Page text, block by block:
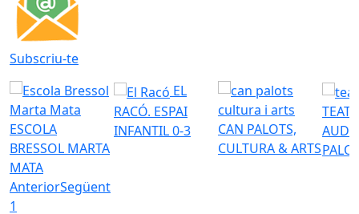
Subscriu-te
ESCOLA
BRESSOL MARTA
MATA
EL
RACÓ. ESPAI
INFANTIL 0-3
CAN PALOTS,
CULTURA & ARTS
AnteriorSegüent
1